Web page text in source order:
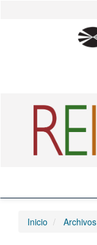
principal
Contenido
principal
lateral
Inicio Archivos